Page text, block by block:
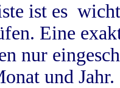
ist es
Eine
nur
und Jahr.